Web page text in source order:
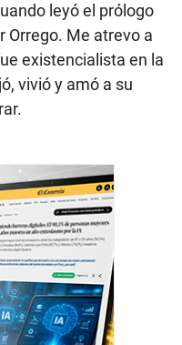
leyó el prólogo
Orrego. Me atrevo a
existencialista en la
vivió y amó a su